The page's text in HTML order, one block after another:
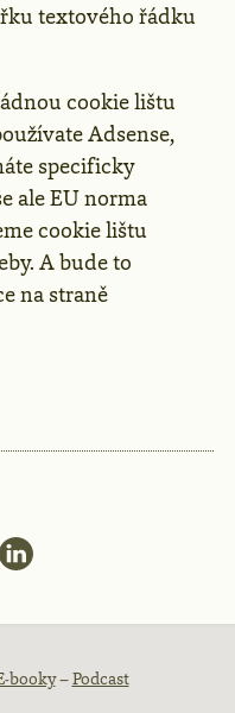
textového řádku
cookie lištu
Adsense,
specificky
ale EU norma
cookie lištu
A bude to
na straně
booky–Podcast